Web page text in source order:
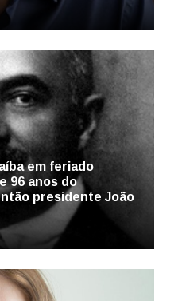
em feriado
96 anos do
presidente João